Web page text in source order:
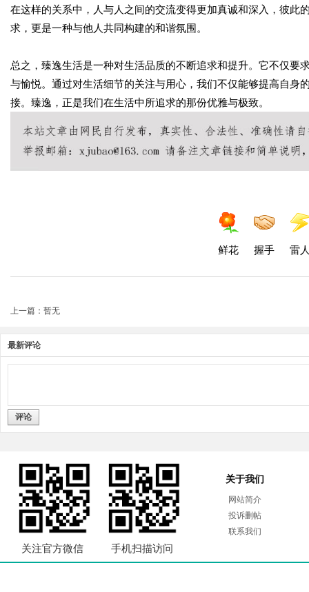
在这样的关系中，人与人之间的交流变得更加真诚和深入，彼此
求，更是一种与他人共同构建的和谐氛围。
总之，臻逸生活是一种对生活品质的不断追求和提升。它不仅
与愉悦。通过对生活细节的关注与用心，我们不仅能够提高自身
接。臻逸，正是我们在生活中所追求的那份优雅与极致。
鲜花 握手 雷
上一篇：暂无
最新评论
评论
关注官方微信 手机扫描访问
关于我们
网站简介
投诉删帖
联系我们